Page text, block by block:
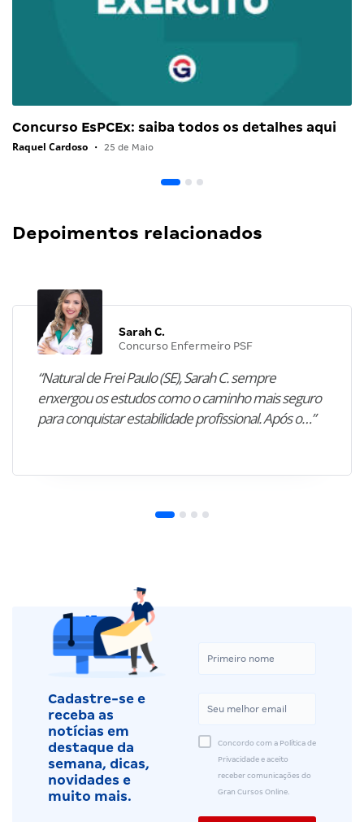
Concurso EsPCEx: saiba todos os detalhes aqui
Raquel Cardoso • 25 de Maio
Depoimentos relacionados
Sarah C.
Concurso Enfermeiro PSF
“Natural de Frei Paulo (SE), Sarah C. sempre
enxergou os estudos como o caminho mais seguro
para conquistar estabilidade profissional. Após o…”
Cadastre-se e
receba as
notícias em
destaque da
semana, dicas,
novidades e
muito mais.
Concordo com a Política de
Privacidade e aceito
receber comunicações do
Gran Cursos Online.